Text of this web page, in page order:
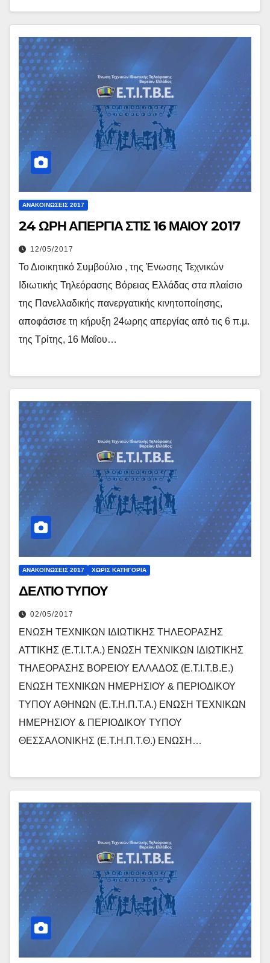
ΑΝΑΚΟΙΝΏΣΕΙΣ 2017
24 ΩΡΗ ΑΠΕΡΓΙΑ ΣΤΙΣ 16 ΜΑΙΟΥ 2017
12/05/2017
Το Διοικητικό Συμβούλιο , της Ένωσης Τεχνικών
Ιδιωτικής Τηλεόρασης Βόρειας Ελλάδας στα πλαίσιο
της Πανελλαδικής πανεργατικής κινητοποίησης,
αποφάσισε τη κήρυξη 24ωρης απεργίας από τις 6 π.μ.
της Τρίτης, 16 Μαΐου…
ΑΝΑΚΟΙΝΏΣΕΙΣ 2017 ΧΩΡΊΣ ΚΑΤΗΓΟΡΊΑ
ΔΕΛΤΙΟ ΤΥΠΟΥ
02/05/2017
ΕΝΩΣΗ ΤΕΧΝΙΚΩΝ ΙΔΙΩΤΙΚΗΣ ΤΗΛΕΟΡΑΣΗΣ
ΑΤΤΙΚΗΣ (Ε.Τ.Ι.Τ.Α.) ΕΝΩΣΗ ΤΕΧΝΙΚΩΝ ΙΔΙΩΤΙΚΗΣ
ΤΗΛΕΟΡΑΣΗΣ ΒΟΡΕΙΟΥ ΕΛΛΑΔΟΣ (Ε.Τ.Ι.Τ.Β.Ε.)
ΕΝΩΣΗ ΤΕΧΝΙΚΩΝ ΗΜΕΡΗΣΙΟΥ & ΠΕΡΙΟΔΙΚΟΥ
ΤΥΠΟΥ ΑΘΗΝΩΝ (Ε.Τ.Η.Π.Τ.Α.) ΕΝΩΣΗ ΤΕΧΝΙΚΩΝ
ΗΜΕΡΗΣΙΟΥ & ΠΕΡΙΟΔΙΚΟΥ ΤΥΠΟΥ
ΘΕΣΣΑΛΟΝΙΚΗΣ (Ε.Τ.Η.Π.Τ.Θ.) ΕΝΩΣΗ…